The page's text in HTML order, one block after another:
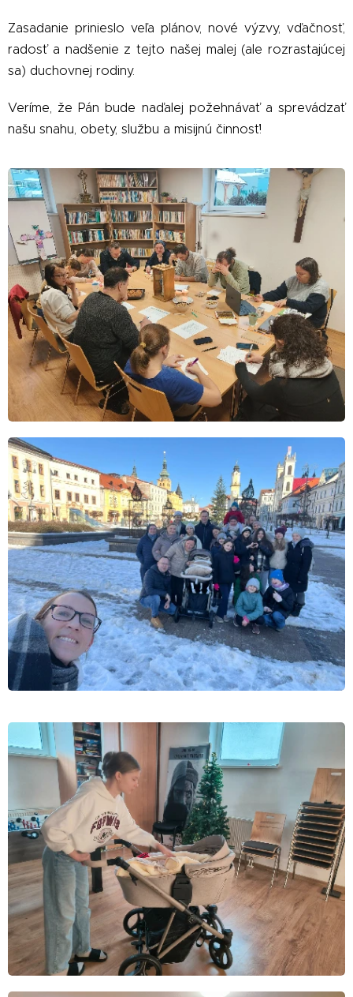
Zasadanie prinieslo veľa plánov, nové výzvy, vďačnosť,
radosť a nadšenie z tejto našej malej (ale rozrastajúcej
sa) duchovnej rodiny.
Veríme, že Pán bude naďalej požehnávať a sprevádzať
našu snahu, obety, službu a misijnú činnosť!